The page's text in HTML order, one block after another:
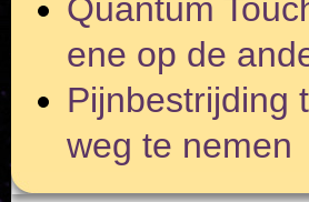
Quantum
ene op de
Pijnbestrijding
weg te nemen